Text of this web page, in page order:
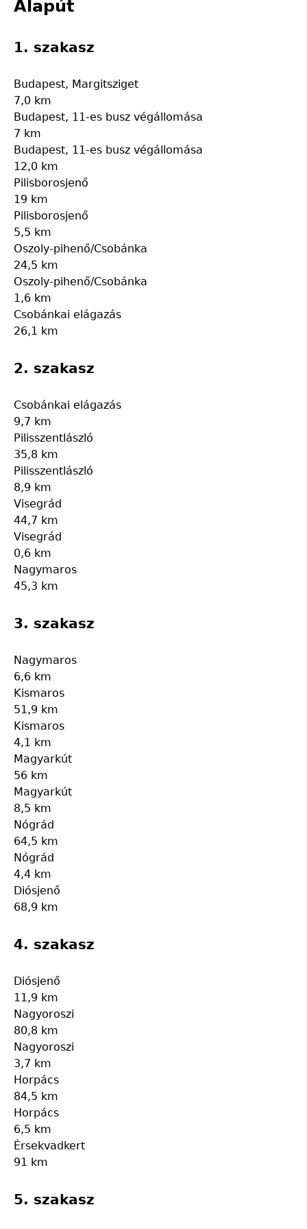
está
aquí
Alapút
1. szakasz
Budapest, Margitsziget
7,0 km
Budapest, 11-es busz végállomása
7 km
Budapest, 11-es busz végállomása
12,0 km
Pilisborosjenő
19 km
Pilisborosjenő
5,5 km
Oszoly-pihenő/Csobánka
24,5 km
Oszoly-pihenő/Csobánka
1,6 km
Csobánkai elágazás
26,1 km
2. szakasz
Csobánkai elágazás
9,7 km
Pilisszentlászló
35,8 km
Pilisszentlászló
8,9 km
Visegrád
44,7 km
Visegrád
0,6 km
Nagymaros
45,3 km
3. szakasz
Nagymaros
6,6 km
Kismaros
51,9 km
Kismaros
4,1 km
Magyarkút
56 km
Magyarkút
8,5 km
Nógrád
64,5 km
Nógrád
4,4 km
Diósjenő
68,9 km
4. szakasz
Diósjenő
11,9 km
Nagyoroszi
80,8 km
Nagyoroszi
3,7 km
Horpács
84,5 km
Horpács
6,5 km
Érsekvadkert
91 km
5. szakasz